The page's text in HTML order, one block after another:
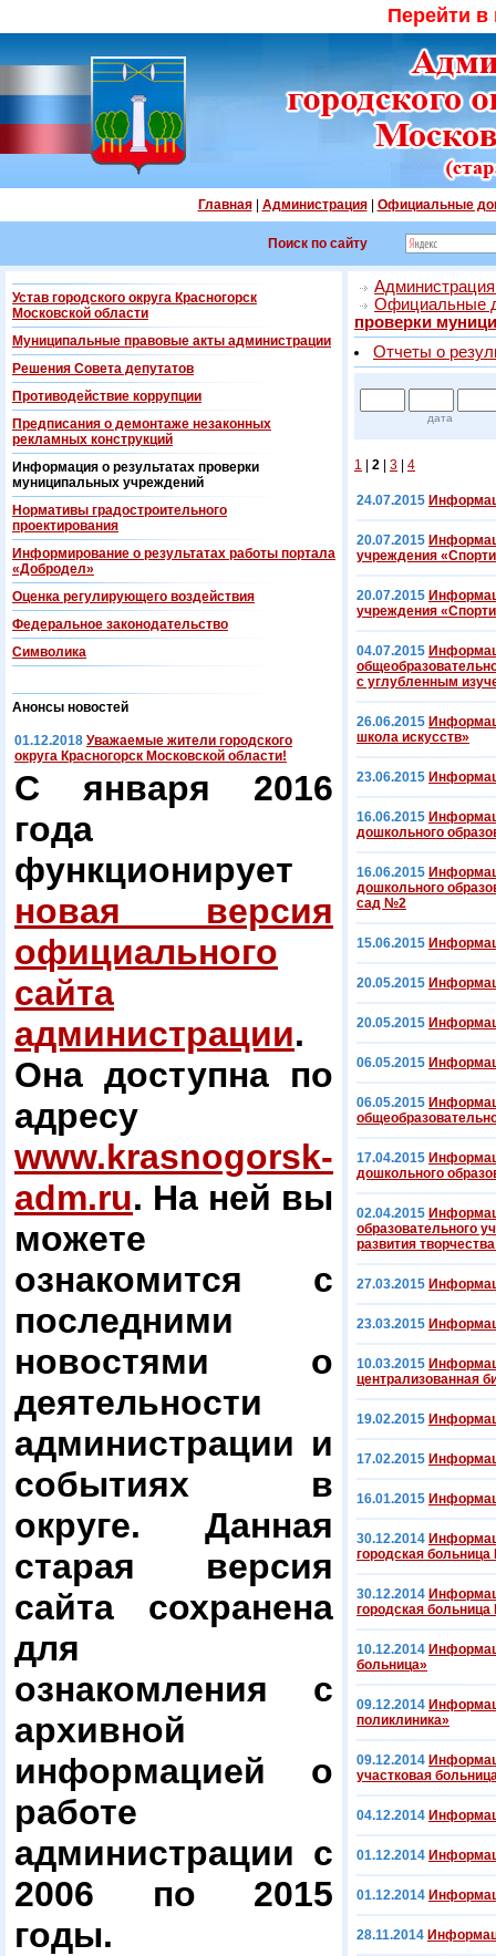
Перейти
Главная| Администрация| Официальные
Поиск по сайту
Устав городского округа Красногорск
Московской области
Муниципальные правовые акты администрации
Решения Совета депутатов
Противодействие коррупции
Предписания о демонтаже незаконных
рекламных конструкций
Информация о результатах проверки
муниципальных учреждений
Нормативы градостроительного
проектирования
Информирование о результатах работы портала
«Добродел»
Оценка регулирующего воздействия
Федеральнoe законодательство
Символика
Анонсы новостей
01.12.2018 Уважаемые жители городского
округа Красногорск Московской области!
С января 2016
года
функционирует
новая версия
официального
сайта
администрации.
Она доступна по
адресу
www.krasnogorsk-
adm.ru. На ней вы
можете
ознакомится с
последними
новостями о
деятельности
администрации и
событиях в
округе. Данная
старая версия
сайта сохранена
для
ознакомления с
архивной
информацией о
работе
администрации с
2006 по 2015
годы.
Администрация
Официальные
проверки
Отчеты о
дата
1 2 3 4
24.07.2015
20.07.2015
учреждения
20.07.2015
учреждения
04.07.2015
с углубленным
26.06.2015
школа искусств»
23.06.2015
16.06.2015
дошкольного
16.06.2015
дошкольного
сад №2
15.06.2015
20.05.2015
20.05.2015
06.05.2015
06.05.2015
17.04.2015
дошкольного
02.04.2015
образовательного
развития
27.03.2015
23.03.2015
10.03.2015
централизованная
19.02.2015
17.02.2015
16.01.2015
30.12.2014
городская
30.12.2014
городская
10.12.2014
больница»
09.12.2014
поликлиника»
09.12.2014
участковая
04.12.2014
01.12.2014
01.12.2014
28.11.2014